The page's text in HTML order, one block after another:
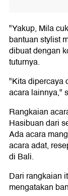
"Yakup, Mila
bantuan stylist
dibuat dengan
tuturnya.
"Kita dipercaya
acara lainnya,"
Rangkaian
Hasibuan dari
Ada acara
acara adat,
di Bali.
Dari rangkaian
mengatakan